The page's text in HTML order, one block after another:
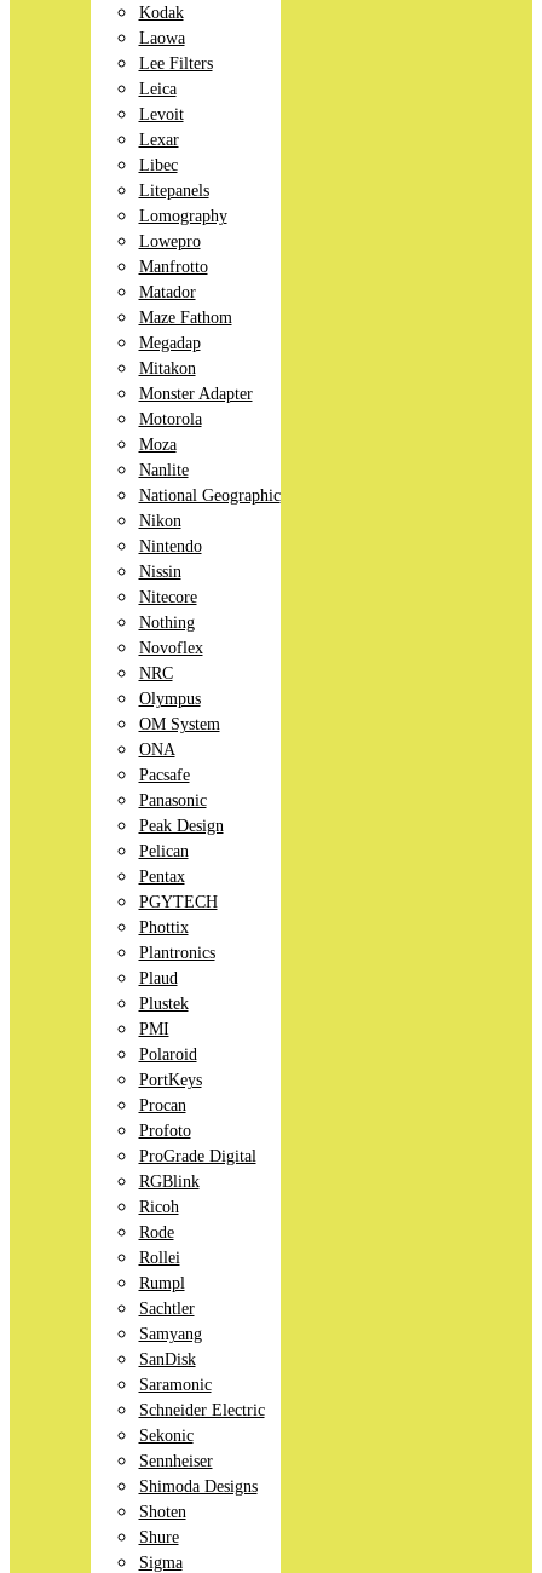
Kodak
Laowa
Lee Filters
Leica
Levoit
Lexar
Libec
Litepanels
Lomography
Lowepro
Manfrotto
Matador
Maze Fathom
Megadap
Mitakon
Monster Adapter
Motorola
Moza
Nanlite
National Geographic
Nikon
Nintendo
Nissin
Nitecore
Nothing
Novoflex
NRC
Olympus
OM System
ONA
Pacsafe
Panasonic
Peak Design
Pelican
Pentax
PGYTECH
Phottix
Plantronics
Plaud
Plustek
PMI
Polaroid
PortKeys
Procan
Profoto
ProGrade Digital
RGBlink
Ricoh
Rode
Rollei
Rumpl
Sachtler
Samyang
SanDisk
Saramonic
Schneider Electric
Sekonic
Sennheiser
Shimoda Designs
Shoten
Shure
Sigma